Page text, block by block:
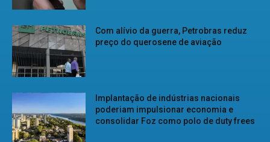
Com alívio da guerra, Petrobras reduz
preço do querosene de aviação
Implantação de indústrias nacionais
poderiam impulsionar economia e
consolidar Foz como polo de duty frees